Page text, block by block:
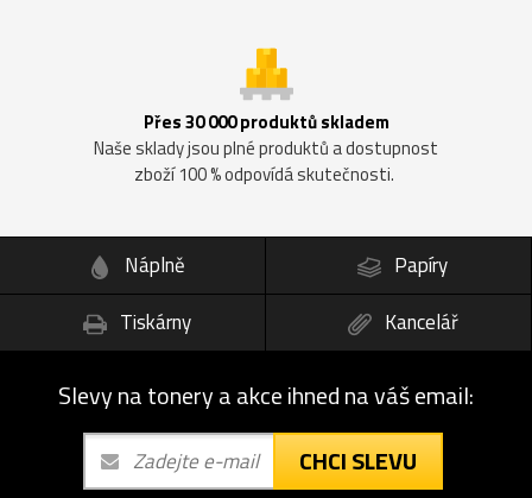
Přes 30 000 produktů skladem
Naše sklady jsou plné produktů a dostupnost
zboží 100 % odpovídá skutečnosti.
Náplně
Papíry
Tiskárny
Kancelář
Slevy na tonery a akce ihned na váš email:
CHCI SLEVU